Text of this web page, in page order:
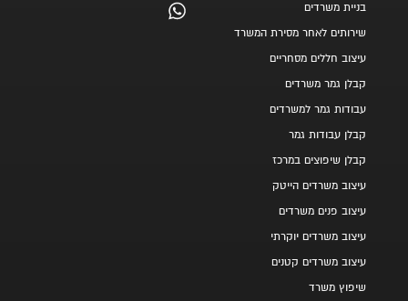
בניית משרדים
שירותים לאחר מסירת המשרד
עיצוב חללים מסחריים
קבלן גמר משרדים
עבודות גמר למשרדים
קבלן עבודות גמר
קבלן שיפוצים במרכז
עיצוב משרדים הייטק
עיצוב פנים משרדים
עיצוב משרדים יוקרתי
עיצוב משרדים קטנים
שיפוץ משרד